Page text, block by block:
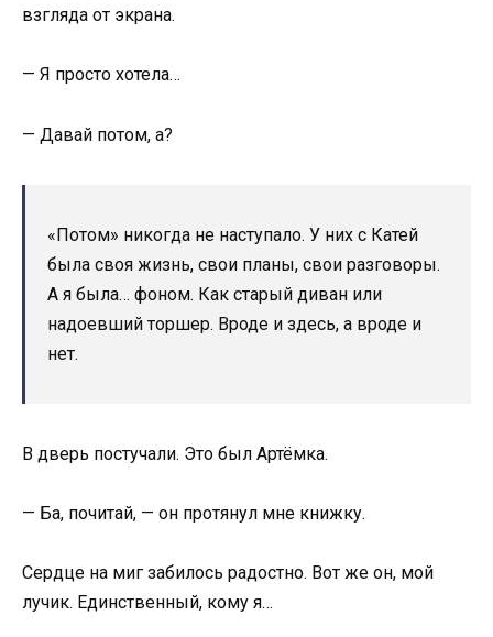
взгляда от экрана.
— Я просто хотела…
— Давай потом, а?
«Потом» никогда не наступало. У них с Катей
была своя жизнь, свои планы, свои разговоры.
А я была… фоном. Как старый диван или
надоевший торшер. Вроде и здесь, а вроде и
нет.
В дверь постучали. Это был Артёмка.
— Ба, почитай, — он протянул мне книжку.
Сердце на миг забилось радостно. Вот же он, мой
лучик. Единственный, кому я…